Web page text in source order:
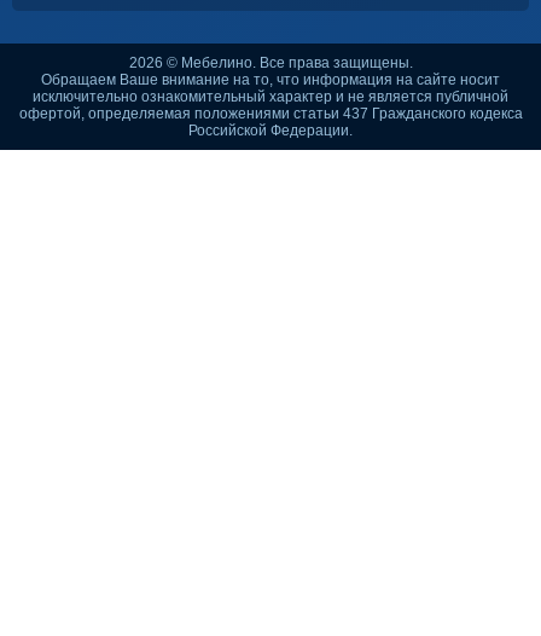
2026 © Мебелино. Все права защищены.
Обращаем Ваше внимание на то, что информация на сайте носит
исключительно ознакомительный характер и не является публичной
офертой, определяемая положениями статьи 437 Гражданского кодекса
Российской Федерации.